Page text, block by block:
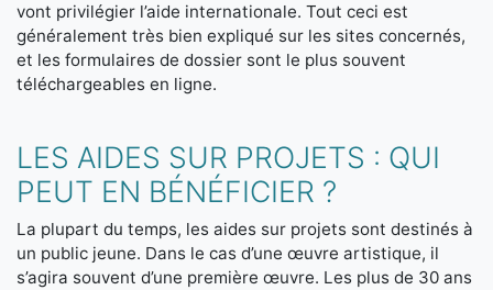
vont privilégier l’aide internationale. Tout ceci est
généralement très bien expliqué sur les sites concernés,
et les formulaires de dossier sont le plus souvent
téléchargeables en ligne.
LES AIDES SUR PROJETS : QUI
PEUT EN BÉNÉFICIER ?
La plupart du temps, les aides sur projets sont destinés à
un public jeune. Dans le cas d’une œuvre artistique, il
s’agira souvent d’une première œuvre. Les plus de 30 ans